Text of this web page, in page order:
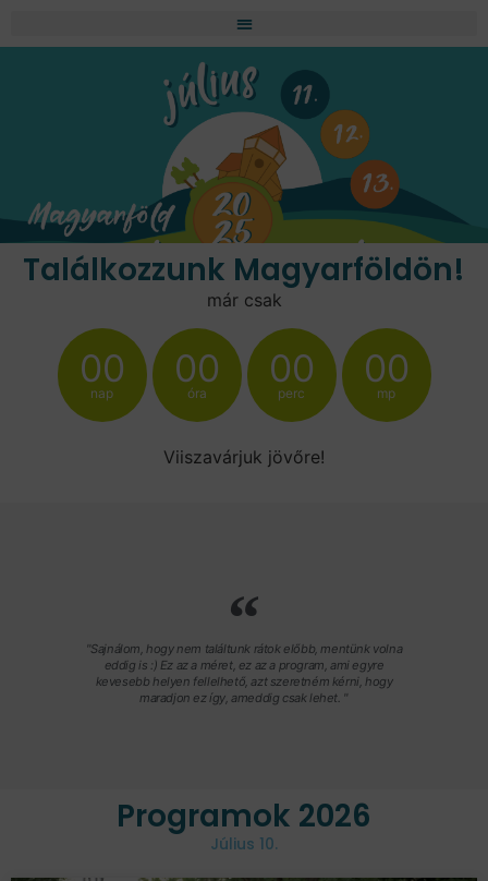
Találkozzunk Magyarföldön!
már csak
00
nap
00
óra
00
perc
00
mp
Viiszavárjuk jövőre!
"Sajnálom, hogy nem találtunk rátok előbb, mentünk volna
eddig is :) Ez az a méret, ez az a program, ami egyre
kevesebb helyen fellelhető, azt szeretném kérni, hogy
maradjon ez így, ameddig csak lehet. "
Programok 2026
Július 10.